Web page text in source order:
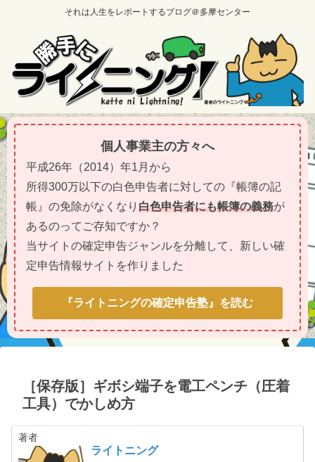
それは人生をレポートするブログ＠多摩センター
個人事業主の方々へ
平成26年（2014）年1月から
所得300万以下の白色申告者に対しての『帳簿の記
帳』の免除がなくなり 白色申告者にも帳簿の義務が
あるのってご存知ですか？
当サイトの確定申告ジャンルを分離して、新しい確
定申告情報サイトを作りました
『ライトニングの確定申告塾』を読む
［保存版］ギボシ端子を電工ペンチ（圧着
工具）でかしめ方
著者
ライトニング